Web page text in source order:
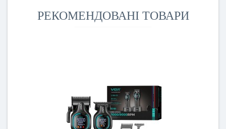
РЕКОМЕНДОВАНІ ТОВАРИ